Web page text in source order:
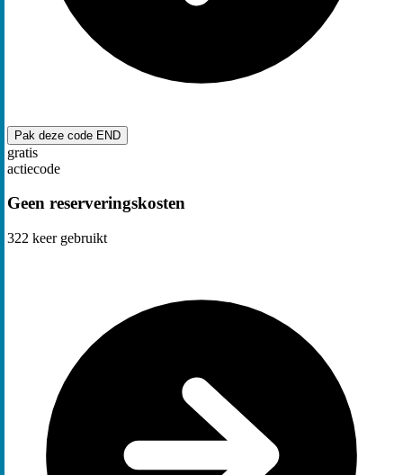
Pak deze code END
gratis
actiecode
Geen reserveringskosten
322 keer gebruikt